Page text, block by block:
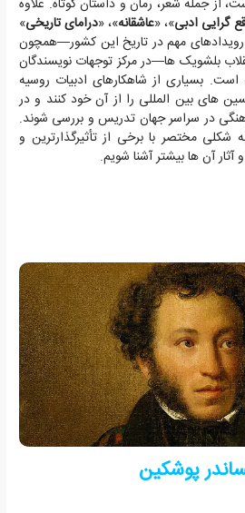
از جمله شعر، رمان و داستان کوتاه. علاوه
گرایی ادبی»، «عاشقانه»، «درامای تاریخی»
مهم در تاریخ این کشور—همچون
بلشویک ها—در مرکز توجهات نویسندگان
بسیاری از شاهکارهای ادبیات روسیه
های بین المللی را از آن خود کنند و در
در سراسر جهان تدریس و بررسی شوند.
مختصر با برخی از تأثیرگذارترین و
آن ها بیشتر آشنا شویم.
پوشکین